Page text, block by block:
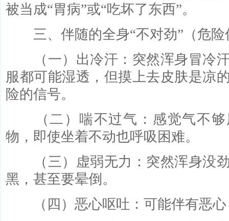
被当成“胃病”或“吃坏了东西”。
三、伴随的全身“不对劲”（危险
（一）出冷汗：突然浑身冒冷汗
服都可能湿透，但摸上去皮肤是凉
险的信号。
（二）喘不过气：感觉气不够
物，即使坐着不动也呼吸困难。
（三）虚弱无力：突然浑身没劲
黑，甚至要晕倒。
（四）恶心呕吐：可能伴有恶心